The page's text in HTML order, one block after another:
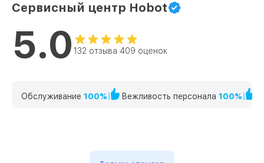
Сервисный центр Hobot
5.0 132 отзыва 409 оценок
Обслуживание 100% Вежливость персонала 100%